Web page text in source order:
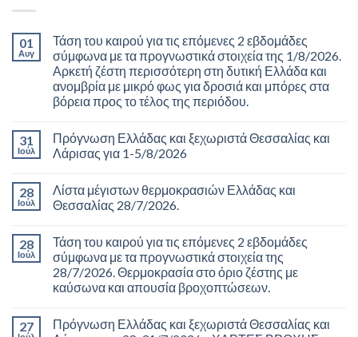
01
Αυγ
Τάση του καιρού για τις επόμενες 2 εβδομάδες
σύμφωνα με τα προγνωστικά στοιχεία της 1/8/2026.
Αρκετή ζέστη περισσότερη στη δυτική Ελλάδα και
ανομβρία με μικρό φως για δροσιά και μπόρες στα
βόρεια προς το τέλος της περιόδου.
31
Ιούλ
Πρόγνωση Ελλάδας και ξεχωριστά Θεσσαλίας και
Λάρισας για 1-5/8/2026
28
Ιούλ
Λίστα μέγιστων θερμοκρασιών Ελλάδας και
Θεσσαλίας 28/7/2026.
28
Ιούλ
Τάση του καιρού για τις επόμενες 2 εβδομάδες
σύμφωνα με τα προγνωστικά στοιχεία της
28/7/2026. Θερμοκρασία στο όριο ζέστης με
καύσωνα και απουσία βροχοπτώσεων.
27
Πρόγνωση Ελλάδας και ξεχωριστά Θεσσαλίας και